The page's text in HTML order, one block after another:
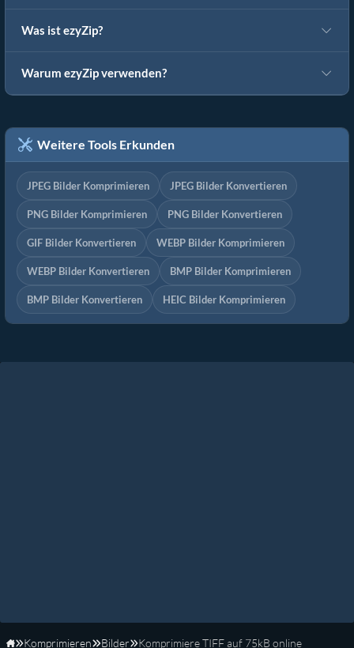
Was ist ezyZip?
Warum ezyZip verwenden?
Weitere Tools Erkunden
JPEG Bilder Komprimieren JPEG Bilder Konvertieren
PNG Bilder Komprimieren PNG Bilder Konvertieren
GIF Bilder Konvertieren WEBP Bilder Komprimieren
WEBP Bilder Konvertieren BMP Bilder Komprimieren
BMP Bilder Konvertieren HEIC Bilder Komprimieren
Komprimieren Bilder Komprimiere TIFF auf 75kB online